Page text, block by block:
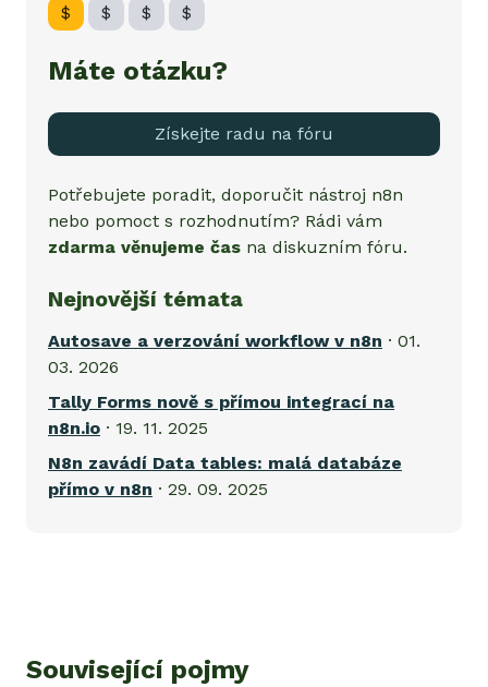
$ $ $ $
Máte otázku?
Získejte radu na fóru
Potřebujete poradit, doporučit nástroj n8n
nebo pomoct s rozhodnutím? Rádi vám
zdarma věnujeme čas na diskuzním fóru.
Nejnovější témata
Autosave a verzování workflow v n8n · 01.
03. 2026
Tally Forms nově s přímou integrací na
n8n.io · 19. 11. 2025
N8n zavádí Data tables: malá databáze
přímo v n8n · 29. 09. 2025
Související pojmy